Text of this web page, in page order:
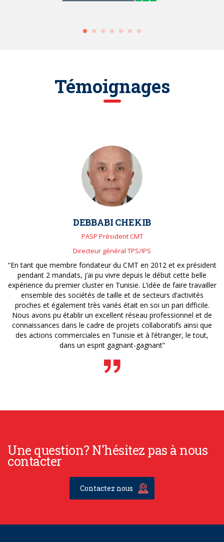
Témoignages
DEBBABI CHEKIB
PASP Président CMT
Directeur général TPS/IPS
“En tant que membre fondateur du CMT en 2012 et ex président
pendant 2 mandats, j’ai pu vivre depuis le début cette belle
expérience du premier cluster en Tunisie. L’idée de faire travailler
ensemble des sociétés de taille et de secteurs d’activités
proches et également très variés était en soi un pari difficile.
Nous avons pu établir un excellent réseau professionnel et de
connaissances dans le cadre de projets collaboratifs ainsi que
des actions commerciales en Tunisie et à l’étranger, le tout,
dans un esprit gagnant-gagnant”
Une question? N'hésitez pas à nous
contacter
Contactez nous